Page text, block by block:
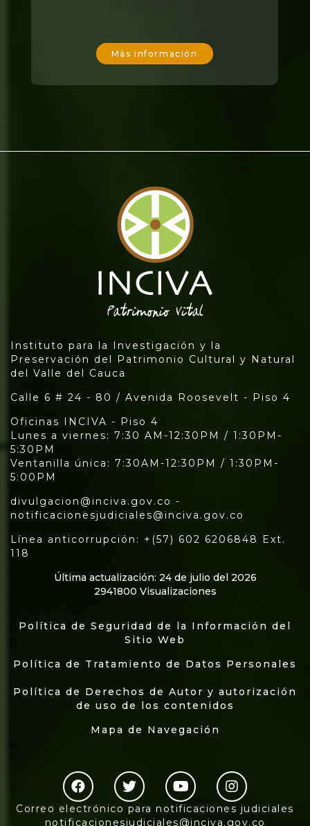
Más información
Instituto para la Investigación y la
Preservación del Patrimonio Cultural y Natural
del Valle del Cauca
Calle 6 # 24 - 80 / Avenida Roosevelt - Piso 4
Oficinas INCIVA - Piso 4
Lunes a viernes: 7:30 AM-12:30PM / 1:30PM-
5:30PM
Ventanilla única: 7:30AM-12:30PM / 1:30PM-
5:00PM
divulgacion@inciva.gov.co -
notificacionesjudiciales@inciva.gov.co
Línea anticorrupción: +(57) 602 6206848 Ext.
118
Última actualización: 24 de julio del 2026
2941800 Visualizaciones
Política de Seguridad de la Información del
Sitio Web
Política de Tratamiento de Datos Personales
Política de Derechos de Autor y autorización
de uso de los contenidos
Mapa de Navegación
Correo electrónico para notificaciones judiciales
notificacionesjudiciales@inciva.gov.co